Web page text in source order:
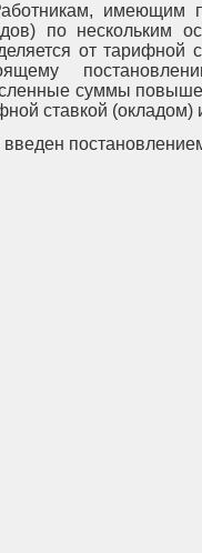
имеющим
по нескольким
от тарифной
суммы
ставкой (окладом)
введен